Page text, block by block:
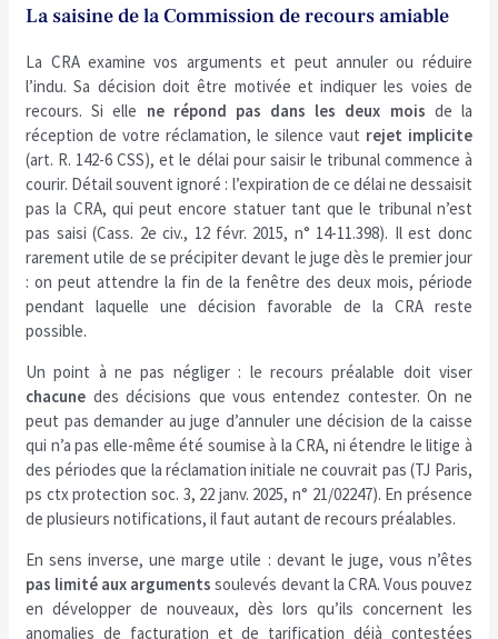
La saisine de la Commission de recours amiable
La CRA examine vos arguments et peut annuler ou réduire
l’indu. Sa décision doit être motivée et indiquer les voies de
recours. Si elle ne répond pas dans les deux mois de la
réception de votre réclamation, le silence vaut rejet implicite
(art. R. 142-6 CSS), et le délai pour saisir le tribunal commence à
courir. Détail souvent ignoré : l’expiration de ce délai ne dessaisit
pas la CRA, qui peut encore statuer tant que le tribunal n’est
pas saisi (Cass. 2e civ., 12 févr. 2015, n° 14-11.398). Il est donc
rarement utile de se précipiter devant le juge dès le premier jour
: on peut attendre la fin de la fenêtre des deux mois, période
pendant laquelle une décision favorable de la CRA reste
possible.
Un point à ne pas négliger : le recours préalable doit viser
chacune des décisions que vous entendez contester. On ne
peut pas demander au juge d’annuler une décision de la caisse
qui n’a pas elle-même été soumise à la CRA, ni étendre le litige à
des périodes que la réclamation initiale ne couvrait pas (TJ Paris,
ps ctx protection soc. 3, 22 janv. 2025, n° 21/02247). En présence
de plusieurs notifications, il faut autant de recours préalables.
En sens inverse, une marge utile : devant le juge, vous n’êtes
pas limité aux arguments soulevés devant la CRA. Vous pouvez
en développer de nouveaux, dès lors qu’ils concernent les
anomalies de facturation et de tarification déjà contestées